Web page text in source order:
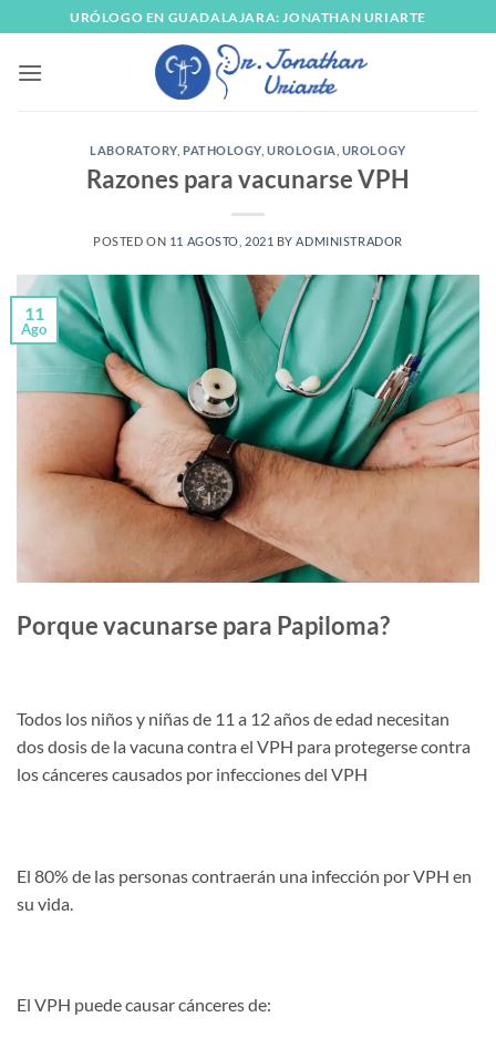
to
content
URÓLOGO EN GUADALAJARA: JONATHAN URIARTE
LABORATORY, PATHOLOGY ,UROLOGIA UROLOGY
Razones para vacunarse VPH
POSTED ON 11 AGOSTO, 2021 BY ADMINISTRADOR
11
Ago
Porque vacunarse para Papiloma?
Todos los niños y niñas de 11 a 12 años de edad necesitan
dos dosis de la vacuna contra el VPH para protegerse contra
los cánceres causados por infecciones del VPH
El 80% de las personas contraerán una infección por VPH en
su vida.
El VPH puede causar cánceres de: